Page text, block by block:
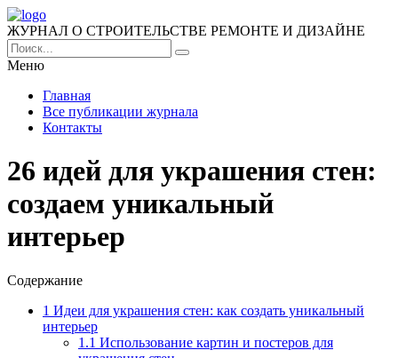
ЖУРНАЛ О СТРОИТЕЛЬСТВЕ РЕМОНТЕ И ДИЗАЙНЕ
Меню
Главная
Все публикации журнала
Контакты
26 идей для украшения стен:
создаем уникальный
интерьер
Содержание
1 Идеи для украшения стен: как создать уникальный
интерьер
1.1 Использование картин и постеров для